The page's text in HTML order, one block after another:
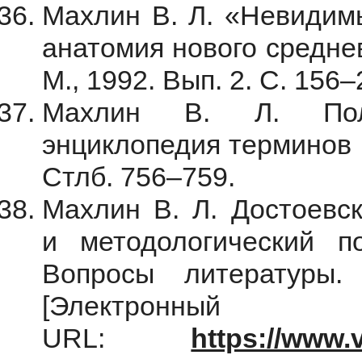
Махлин В. Л.
анатомия нового
М., 1992. Вып. 2. С.
Махлин В. Л.
энциклопедия
Стлб. 756–759.
Махлин В. Л.
и методологический
Вопросы
URL:
https://